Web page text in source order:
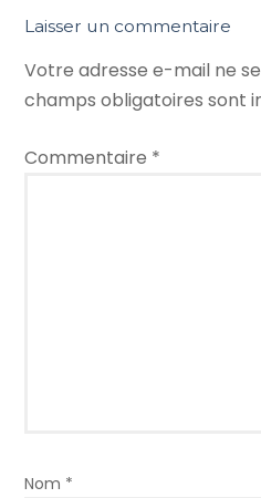
Laisser un commentaire
Votre adresse e-mail ne
champs obligatoires sont
Commentaire *
Nom *